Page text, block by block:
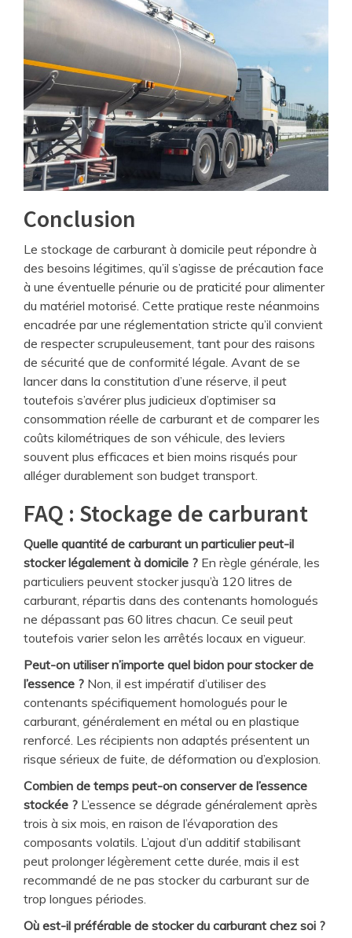
Conclusion
Le stockage de carburant à domicile peut répondre à
des besoins légitimes, qu’il s’agisse de précaution face
à une éventuelle pénurie ou de praticité pour alimenter
du matériel motorisé. Cette pratique reste néanmoins
encadrée par une réglementation stricte qu’il convient
de respecter scrupuleusement, tant pour des raisons
de sécurité que de conformité légale. Avant de se
lancer dans la constitution d’une réserve, il peut
toutefois s’avérer plus judicieux d’optimiser sa
consommation réelle de carburant et de comparer les
coûts kilométriques de son véhicule, des leviers
souvent plus efficaces et bien moins risqués pour
alléger durablement son budget transport.
FAQ : Stockage de carburant
Quelle quantité de carburant un particulier peut-il
stocker légalement à domicile ? En règle générale, les
particuliers peuvent stocker jusqu’à 120 litres de
carburant, répartis dans des contenants homologués
ne dépassant pas 60 litres chacun. Ce seuil peut
toutefois varier selon les arrêtés locaux en vigueur.
Peut-on utiliser n’importe quel bidon pour stocker de
l’essence ? Non, il est impératif d’utiliser des
contenants spécifiquement homologués pour le
carburant, généralement en métal ou en plastique
renforcé. Les récipients non adaptés présentent un
risque sérieux de fuite, de déformation ou d’explosion.
Combien de temps peut-on conserver de l’essence
stockée ? L’essence se dégrade généralement après
trois à six mois, en raison de l’évaporation des
composants volatils. L’ajout d’un additif stabilisant
peut prolonger légèrement cette durée, mais il est
recommandé de ne pas stocker du carburant sur de
trop longues périodes.
Où est-il préférable de stocker du carburant chez soi ?